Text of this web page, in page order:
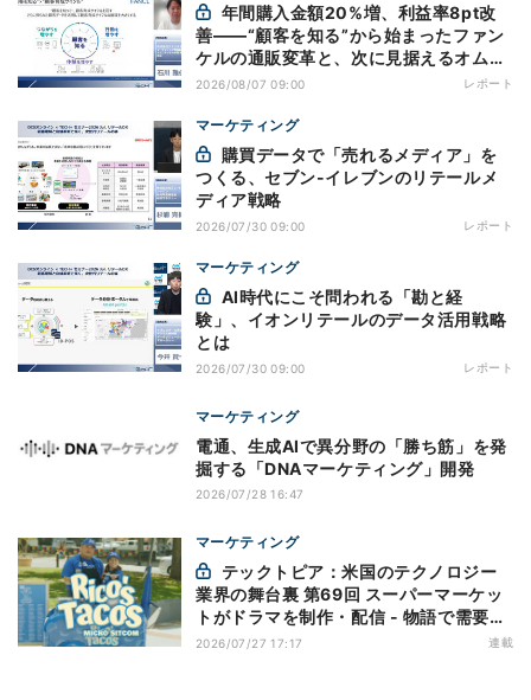
善——“顧客を知る”から始まったファン
ケルの通販変革と、次に見据えるオムニ
チャネル
2026/08/07 09:00 レポート
マーケティング
つくる、セブン-イレブンのリテールメ
ディア戦略
2026/07/30 09:00 レポート
マーケティング
験」、イオンリテールのデータ活用戦略
とは
2026/07/30 09:00 レポート
マーケティング
電通、生成AIで異分野の「勝ち筋」を発
掘する「DNAマーケティング」開発
2026/07/28 16:47
マーケティング
業界の舞台裏 第69回 スーパーマーケッ
トがドラマを制作・配信 - 物語で需要を
演出する小売メディア
2026/07/27 17:17 連載